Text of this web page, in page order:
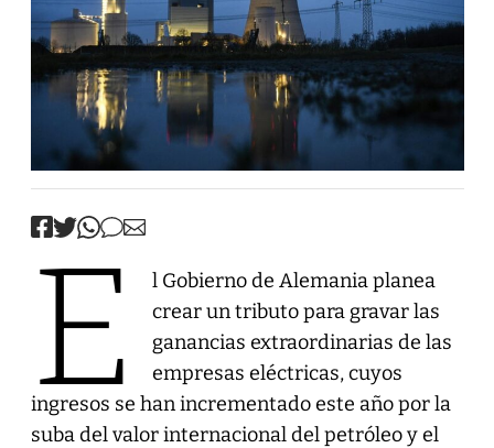
E
l Gobierno de Alemania planea
crear un tributo para gravar las
ganancias extraordinarias de las
empresas eléctricas, cuyos
ingresos se han incrementado este año por la
suba del valor internacional del petróleo y el